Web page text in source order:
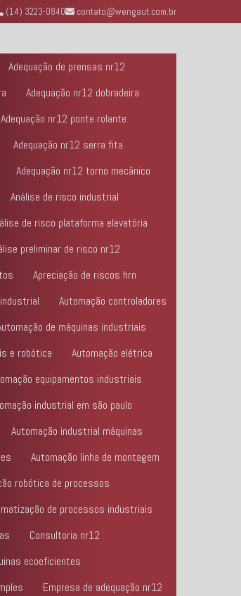
(14) 3223-0840 contato@wengaut.com.br
Adequação de prensas nr12
Adequação nr12 dobradeira
Adequação nr12 ponte rolante
Adequação nr12 serra fita
Adequação nr12 torno mecânico
Análise de risco industrial
de risco plataforma elevatória
preliminar de risco nr12
Apreciação de riscos hrn
Automação controladores
de máquinas industriais
e robótica
Automação elétrica
equipamentos industriais
industrial em são paulo
Automação industrial máquinas
Automação linha de montagem
robótica de processos
de processos industriais
Consultoria nr12
ecoeficientes
Empresa de adequação nr12